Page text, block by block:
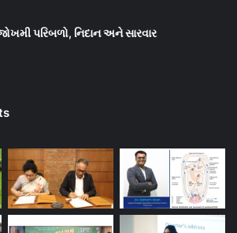
પરિબળો, નિદાન અને સારવાર